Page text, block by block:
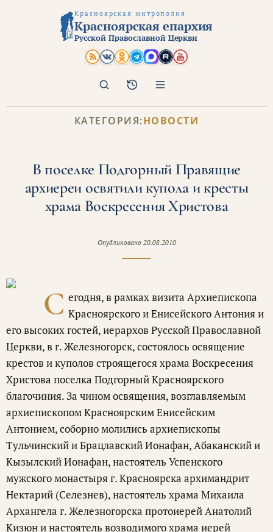
Красноярская митрополия
Красноярская епархия
Русской Православной Церкви
Архив
Поиск
КАТЕГОРИЯ:НОВОСТИ
В поселке Подгорный Правящие
архиереи освятили купола и кресты
храма Воскресения Христова
Опубликовано 20.08.2010
С егодня, в рамках визита Архиепископа
Красноярского и Енисейского Антония и
его высоких гостей, иерархов Русской Православной
Церкви, в г. Железногорск, состоялось освящение
крестов и куполов строящегося храма Воскресения
Христова поселка Подгорный Красноярского
благочиния. За чином освящения, возглавляемым
архиепископом Красноярским Енисейским
Антонием, соборно молились архиепископы
Тульчинский и Брацлавский Ионафан, Абаканский и
Кызылский Ионафан, настоятель Успенского
мужского монастыря г. Красноярска архимандрит
Нектарий (Селезнев), настоятель храма Михаила
Архангела г. Железногорска протоиерей Анатолий
Кизюн и настоятель возводимого храма иерей